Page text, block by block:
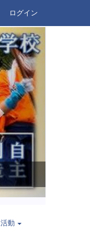
ログイン
n
e
x
t
動